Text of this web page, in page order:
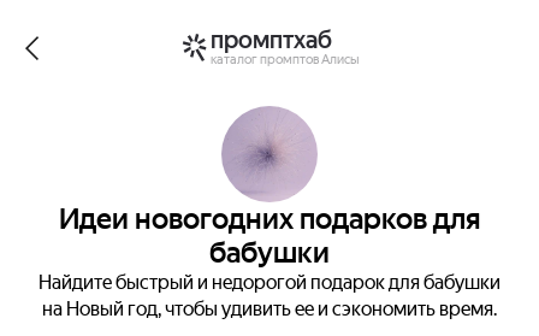
промптхаб
каталог промптов Алисы
Идеи новогодних подарков для
бабушки
Найдите быстрый и недорогой подарок для бабушки
на Новый год, чтобы удивить ее и сэкономить время.